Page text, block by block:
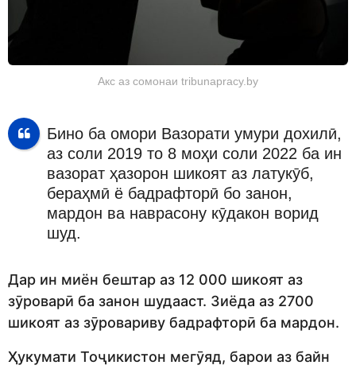
Акс аз сомонаи tribunapracy.by
Бино ба омори Вазорати умури дохилӣ,
аз соли 2019 то 8 моҳи соли 2022 ба ин
вазорат ҳазорон шикоят аз латукӯб,
бераҳмӣ ё бадрафторӣ бо занон,
мардон ва наврасону кӯдакон ворид
шуд.
Дар ин миён бештар аз 12 000 шикоят аз
зӯроварӣ ба занон шудааст. Зиёда аз 2700
шикоят аз зӯровариву бадрафторӣ ба мардон.
Ҳукумати Тоҷикистон мегӯяд, барои аз байн